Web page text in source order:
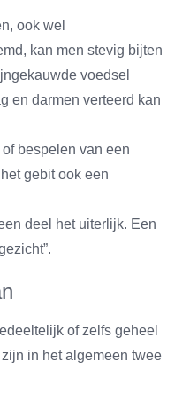
ook wel
kan men stevig bijten
voedsel
en darmen verteerd kan
bespelen van een
gebit ook een
deel het uiterlijk. Een
of zelfs geheel
in het algemeen twee